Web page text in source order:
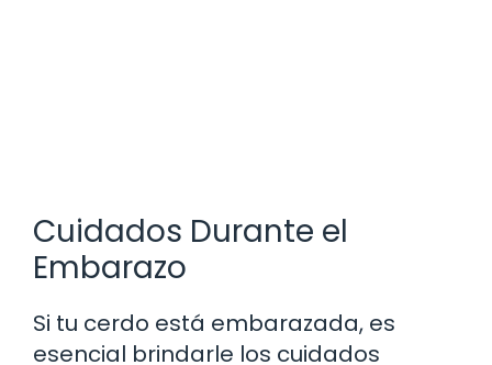
Cuidados Durante el
Embarazo
Si tu cerdo está embarazada, es
esencial brindarle los cuidados